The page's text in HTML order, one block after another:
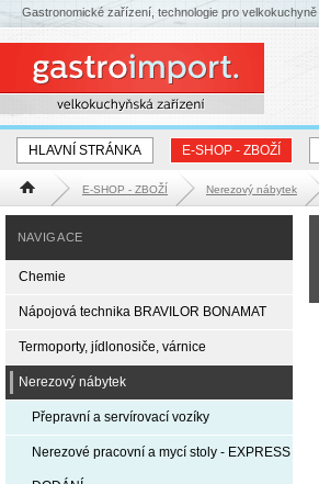
HLAVNÍ STRÁNKA E-SHOP - ZBOŽÍ
Hlavní stránka E-SHOP - ZBOŽÍ Nerezový nábytek
NAVIGACE
Chemie
Nápojová technika BRAVILOR BONAMAT
Termoporty, jídlonosiče, várnice
Nerezový nábytek
Přepravní a servírovací vozíky
Nerezové pracovní a mycí stoly - EXPRESS
Gastronomické zařízení, technologie pro velkokuchyně